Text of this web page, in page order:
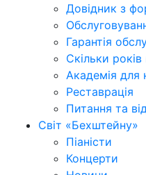
Довідник з
Гарантія
Скільки
Академія для
Реставрація
Питання та
Світ «Бехштейну»
Піаністи
Концерти